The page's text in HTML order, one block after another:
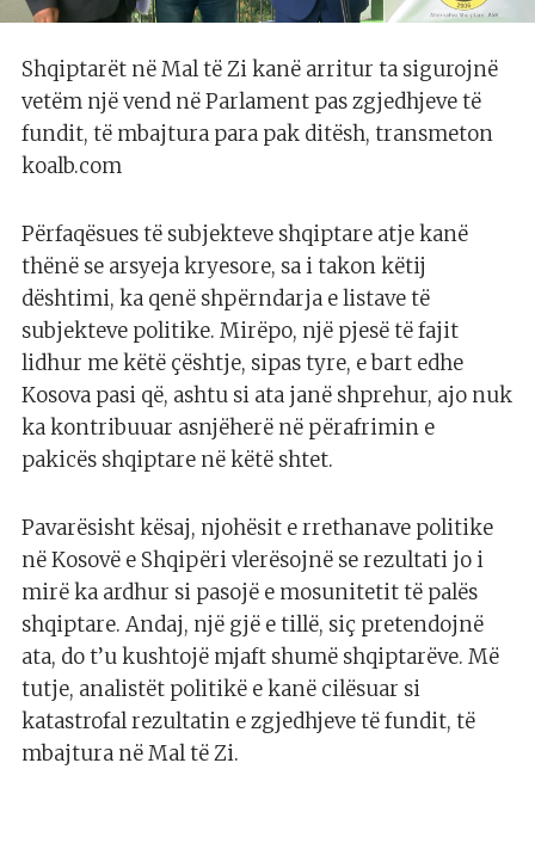
Shqiptarët në Mal të Zi kanë arritur ta sigurojnë
vetëm një vend në Parlament pas zgjedhjeve të
fundit, të mbajtura para pak ditësh, transmeton
koalb.com
Përfaqësues të subjekteve shqiptare atje kanë
thënë se arsyeja kryesore, sa i takon këtij
dështimi, ka qenë shpërndarja e listave të
subjekteve politike. Mirëpo, një pjesë të fajit
lidhur me këtë çështje, sipas tyre, e bart edhe
Kosova pasi që, ashtu si ata janë shprehur, ajo nuk
ka kontribuuar asnjëherë në përafrimin e
pakicës shqiptare në këtë shtet.
Pavarësisht kësaj, njohësit e rrethanave politike
në Kosovë e Shqipëri vlerësojnë se rezultati jo i
mirë ka ardhur si pasojë e mosunitetit të palës
shqiptare. Andaj, një gjë e tillë, siç pretendojnë
ata, do t’u kushtojë mjaft shumë shqiptarëve. Më
tutje, analistët politikë e kanë cilësuar si
katastrofal rezultatin e zgjedhjeve të fundit, të
mbajtura në Mal të Zi.